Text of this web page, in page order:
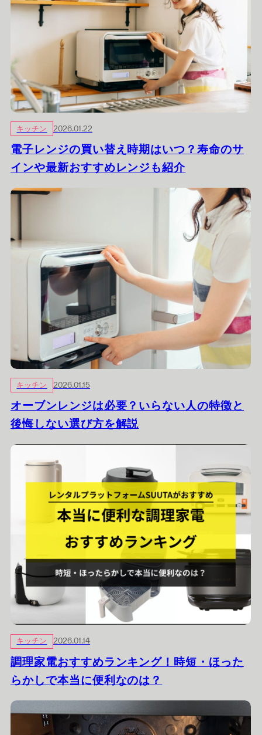
キッチン 2026.01.22
電子レンジの買い替え時期はいつ？寿命のサ
インや最新おすすめレンジも紹介
キッチン 2026.01.15
オーブンレンジは必要？いらない人の特徴と
後悔しない選び方を解説
キッチン 2026.01.14
調理家電おすすめランキング！時短・ほった
らかしで本当に便利なのは？